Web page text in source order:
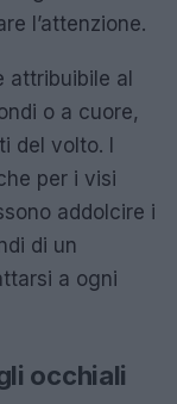
l’attenzione.
attribuibile al
o a cuore,
del volto. I
per i visi
addolcire i
di un
a ogni
occhiali